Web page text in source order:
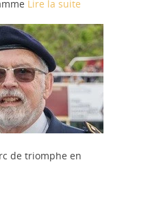
Lire la suite
de triomphe en